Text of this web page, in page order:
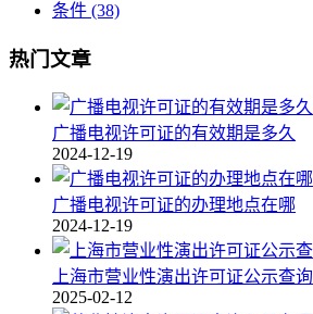
条件 (38)
热门文章
广播电视许可证的有效期是多久
2024-12-19
广播电视许可证的办理地点在哪
2024-12-19
上海市营业性演出许可证公示查询
2025-02-12